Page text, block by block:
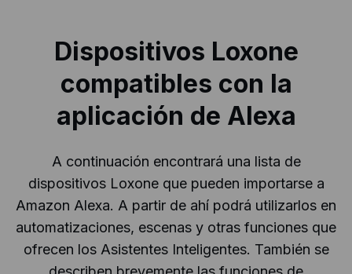
Dispositivos Loxone
compatibles con la
aplicación de Alexa
A continuación encontrará una lista de
dispositivos Loxone que pueden importarse a
Amazon Alexa. A partir de ahí podrá utilizarlos en
automatizaciones, escenas y otras funciones que
ofrecen los Asistentes Inteligentes. También se